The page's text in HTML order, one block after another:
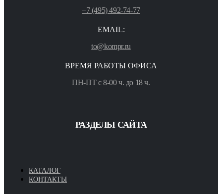
+7 (495) 492-74-77
EMAIL:
to@kompr.ru
ВРЕМЯ РАБОТЫ ОФИСА
ПН-ПТ с 8-00 ч. до 18 ч.
РАЗДЕЛЫ САЙТА
КАТАЛОГ
КОНТАКТЫ